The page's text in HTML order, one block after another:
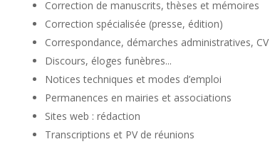
Correction de manuscrits, thèses et mémoires
Correction spécialisée (presse, édition)
Correspondance, démarches administratives, CV
Discours, éloges funèbres...
Notices techniques et modes d’emploi
Permanences en mairies et associations
Sites web : rédaction
Transcriptions et PV de réunions